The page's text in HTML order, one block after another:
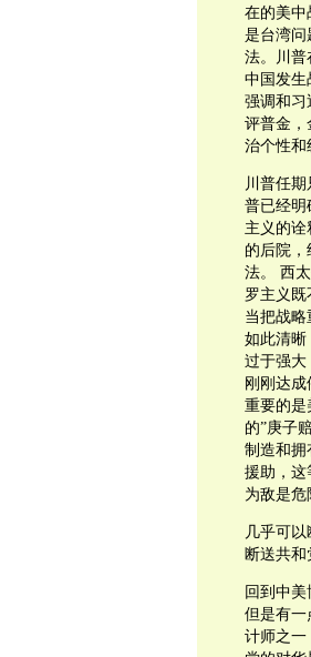
在的美中
是台湾问
法。川普
中国发生
强调和习
评普金，
治个性和
川普任
普已经明
主义的诠
的后院
法。 西
罗主义
当把战
如此清晰
过于强大
刚刚达
重要的是
的”庚子
制造和拥
援助，这
为敌是危
几乎可
断送共和
回到中
但是有一
计师之一